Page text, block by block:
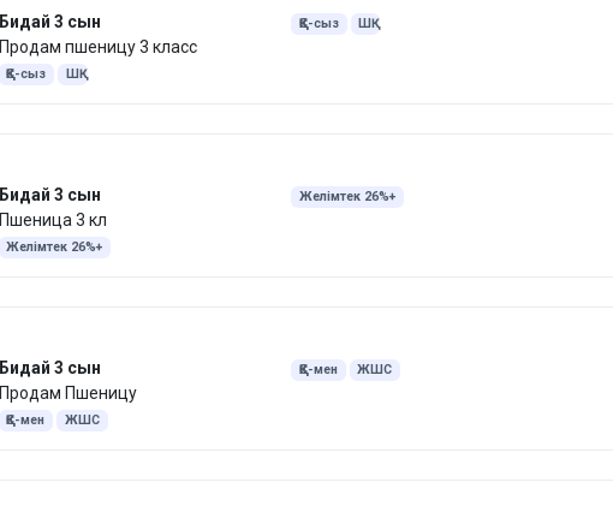
Бидай 3 сын
Продам пшеницу 3 класс
ҚҚС-сыз ШҚ
ҚҚС-сыз ШҚ
Бидай 3 сын
Пшеница 3 кл
Желімтек 26%+
Желімтек 26%+
Бидай 3 сын
Продам Пшеницу
ҚҚС-мен ЖШС
ҚҚС-мен ЖШС